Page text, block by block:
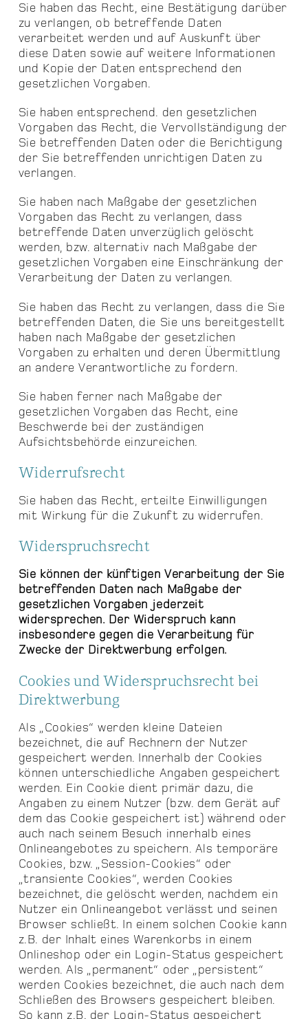
Sie haben das Recht, eine Bestätigung darüber
zu verlangen, ob betreffende Daten
verarbeitet werden und auf Auskunft über
diese Daten sowie auf weitere Informationen
und Kopie der Daten entsprechend den
gesetzlichen Vorgaben.
Sie haben entsprechend. den gesetzlichen
Vorgaben das Recht, die Vervollständigung der
Sie betreffenden Daten oder die Berichtigung
der Sie betreffenden unrichtigen Daten zu
verlangen.
Sie haben nach Maßgabe der gesetzlichen
Vorgaben das Recht zu verlangen, dass
betreffende Daten unverzüglich gelöscht
werden, bzw. alternativ nach Maßgabe der
gesetzlichen Vorgaben eine Einschränkung der
Verarbeitung der Daten zu verlangen.
Sie haben das Recht zu verlangen, dass die Sie
betreffenden Daten, die Sie uns bereitgestellt
haben nach Maßgabe der gesetzlichen
Vorgaben zu erhalten und deren Übermittlung
an andere Verantwortliche zu fordern.
Sie haben ferner nach Maßgabe der
gesetzlichen Vorgaben das Recht, eine
Beschwerde bei der zuständigen
Aufsichtsbehörde einzureichen.
Widerrufsrecht
Sie haben das Recht, erteilte Einwilligungen
mit Wirkung für die Zukunft zu widerrufen.
Widerspruchsrecht
Sie können der künftigen Verarbeitung der Sie
betreffenden Daten nach Maßgabe der
gesetzlichen Vorgaben jederzeit
widersprechen. Der Widerspruch kann
insbesondere gegen die Verarbeitung für
Zwecke der Direktwerbung erfolgen.
Cookies und Widerspruchsrecht bei
Direktwerbung
Als „Cookies“ werden kleine Dateien
bezeichnet, die auf Rechnern der Nutzer
gespeichert werden. Innerhalb der Cookies
können unterschiedliche Angaben gespeichert
werden. Ein Cookie dient primär dazu, die
Angaben zu einem Nutzer (bzw. dem Gerät auf
dem das Cookie gespeichert ist) während oder
auch nach seinem Besuch innerhalb eines
Onlineangebotes zu speichern. Als temporäre
Cookies, bzw. „Session-Cookies“ oder
„transiente Cookies“, werden Cookies
bezeichnet, die gelöscht werden, nachdem ein
Nutzer ein Onlineangebot verlässt und seinen
Browser schließt. In einem solchen Cookie kann
z.B. der Inhalt eines Warenkorbs in einem
Onlineshop oder ein Login-Status gespeichert
werden. Als „permanent“ oder „persistent“
werden Cookies bezeichnet, die auch nach dem
Schließen des Browsers gespeichert bleiben.
So kann z.B. der Login-Status gespeichert